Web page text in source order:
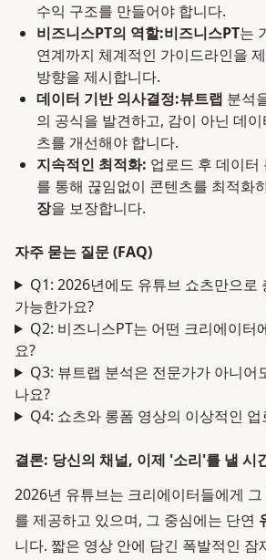
수익 구조를 만들어야 합니다.
비즈니스PT의 역할:비즈니스PT는
연계까지 체계적인 가이드라인을
방향을 제시합니다.
데이터 기반 의사결정:뷰트랩 분석
의 공식을 발견하고, 감이 아닌 데
츠를 개선해야 합니다.
지속적인 최적화: 업로드 후 데이터
를 통해 끊임없이 콘텐츠를 최적화
장을 보장합니다.
자주 묻는 질문 (FAQ)
Q1: 2026년에도 유튜브 쇼츠만으로
가능한가요?
Q2: 비즈니스PT는 어떤 크리에이터
요?
Q3: 뷰트랩 분석은 전문가가 아니어
나요?
Q4: 쇼츠와 롱폼 영상의 이상적인
결론: 당신의 채널, 이제 '소리'를 낼 시
2026년 유튜브는 크리에이터들에게
를 제공하고 있으며, 그 중심에는 단연
니다. 짧은 영상 안에 담긴 폭발적인 잠